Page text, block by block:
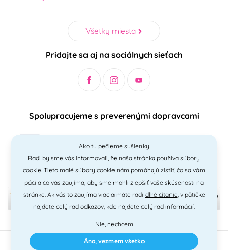
Všetky miesta
Pridajte sa aj na sociálnych sieťach
Spolupracujeme s preverenými dopravcami
Bezpečný a jednoduchý spôsob platieb
2010 - 2026 © PNM International s.r.o. • technické riešenie Simplia
Ako tu pečieme sušienky
Radi by sme vás informovali, že naša stránka používa súbory
cookie. Tieto malé súbory cookie nám pomáhajú zistiť, čo sa vám
páči a čo vás zaujíma, aby sme mohli zlepšiť vaše skúsenosti na
stránke. Ak vás to zaujíma viac a máte radi dlhé čítanie, v pätičke
nájdete celý rad odkazov, kde nájdete celý rad informácií.
Nie, nechcem
Áno, vezmem všetko